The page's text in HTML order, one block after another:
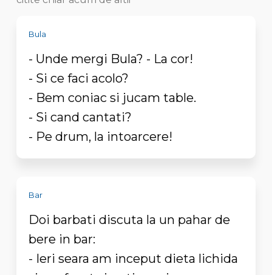
Bula
- Unde mergi Bula? - La cor!
- Si ce faci acolo?
- Bem coniac si jucam table.
- Si cand cantati?
- Pe drum, la intoarcere!
Bar
Doi barbati discuta la un pahar de
bere in bar:
- Ieri seara am inceput dieta lichida